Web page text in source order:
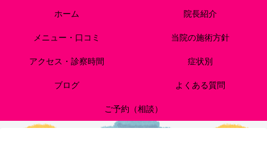
ホーム 院長紹介
メニュー・口コミ 当院の施術方針
アクセス・診察時間 症状別
ブログ よくある質問
ご予約（相談）